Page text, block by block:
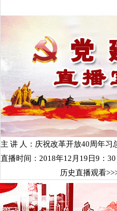
主 讲 人：庆祝改革开放40周年习
直播时间：2018年12月19日9：30
历史直播观看